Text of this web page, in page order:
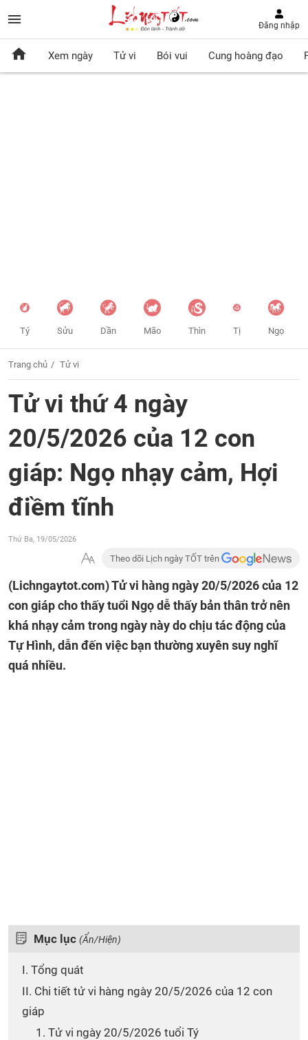
Đăng nhập
Xem ngày Tử vi Bói vui Cung hoàng đạo
Tý Sửu Dần Mão Thìn Tị Ngọ
Trang chủ Tử vi
Tử vi thứ 4 ngày
20/5/2026 của 12 con
giáp: Ngọ nhạy cảm, Hợi
điềm tĩnh
Thứ Ba, 19/05/2026
Theo dõi Lịch ngày TỐT trên
(Lichngaytot.com)Tử vi hàng ngày 20/5/2026 của 12
con giáp cho thấy tuổi Ngọ dễ thấy bản thân trở nên
khá nhạy cảm trong ngày này do chịu tác động của
Tự Hình, dẫn đến việc bạn thường xuyên suy nghĩ
quá nhiều.
Mục lục (Ẩn/Hiện)
I. Tổng quát
II. Chi tiết tử vi hàng ngày 20/5/2026 của 12 con
giáp
1. Tử vi ngày 20/5/2026 tuổi Tý